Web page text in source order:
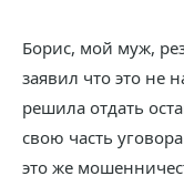
Борис, мой муж,
заявил что это не
решила отдать
свою часть
это же